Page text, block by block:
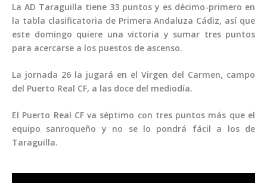
La AD Taraguilla tiene 33 puntos y es décimo-primero en
la tabla clasificatoria de Primera Andaluza Cádiz, así que
este domingo quiere una victoria y sumar tres puntos
para acercarse a los puestos de ascenso.
La jornada 26 la jugará en el Virgen del Carmen, campo
del Puerto Real CF, a las doce del mediodía.
El Puerto Real CF va séptimo con tres puntos más que el
equipo sanroqueño y no se lo pondrá fácil a los de
Taraguilla.